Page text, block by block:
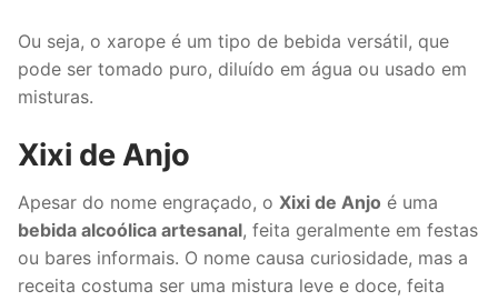
Ou seja, o xarope é um tipo de bebida versátil, que
pode ser tomado puro, diluído em água ou usado em
misturas.
Xixi de Anjo
Apesar do nome engraçado, o Xixi de Anjo é uma
bebida alcoólica artesanal, feita geralmente em festas
ou bares informais. O nome causa curiosidade, mas a
receita costuma ser uma mistura leve e doce, feita